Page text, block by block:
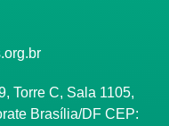
Torre C, Sala 1105,
Brasília/DF CEP: